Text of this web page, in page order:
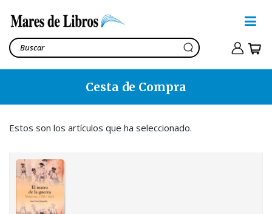
El teatro de la guerra:
Veracruz 1750-1825
25,52€
Cesta de Compra
Estos son los artículos que ha seleccionado.